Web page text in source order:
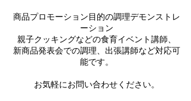
商品プロモーション目的の調理デモンストレ
ーション
親子クッキ ングなどの食育イベント講師、
新商品発表会での調理、出張講師など対応可
能です。
お気軽にお問い合わせください。